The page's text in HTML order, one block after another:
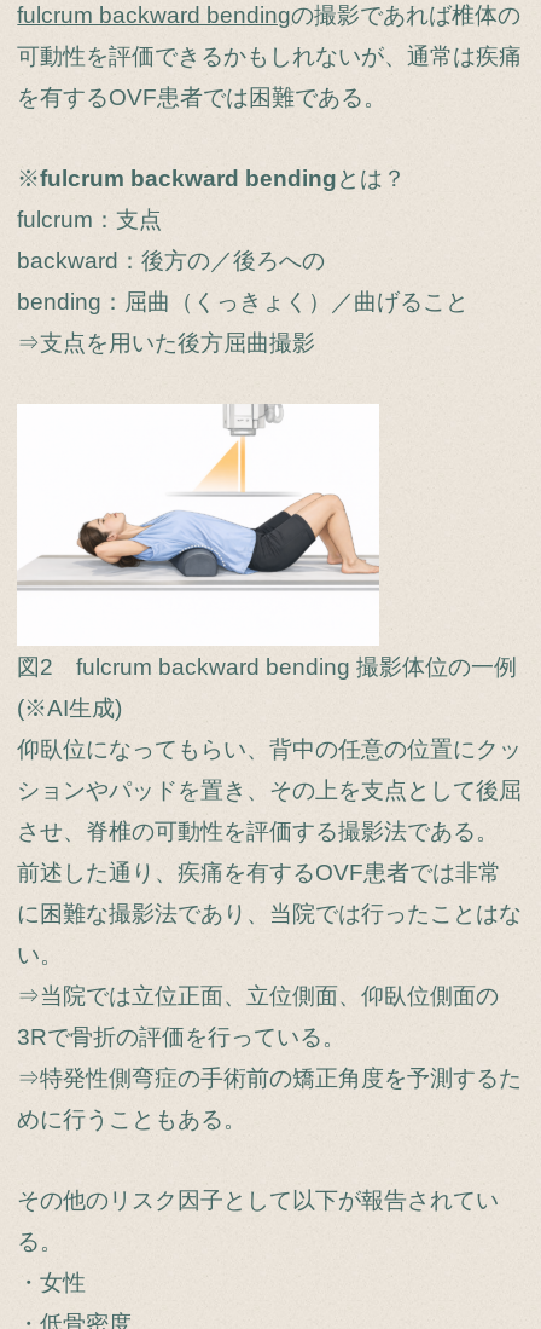
fulcrum backward bendingの撮影であれば椎体の
可動性を評価できるかもしれないが、通常は疾痛
を有するOVF患者では困難である。
※fulcrum backward bendingとは？
fulcrum：支点
backward：後方の／後ろへの
bending：屈曲（くっきょく）／曲げること
⇒支点を用いた後方屈曲撮影
図2 fulcrum backward bending 撮影体位の一例
(※AI生成)
仰臥位になってもらい、背中の任意の位置にクッ
ションやパッドを置き、その上を支点として後屈
させ、脊椎の可動性を評価する撮影法である。
前述した通り、疾痛を有するOVF患者では非常
に困難な撮影法であり、当院では行ったことはな
い。
⇒当院では立位正面、立位側面、仰臥位側面の
3Rで骨折の評価を行っている。
⇒特発性側弯症の手術前の矯正角度を予測するた
めに行うこともある。
その他のリスク因子として以下が報告されてい
る。
・女性
・低骨密度